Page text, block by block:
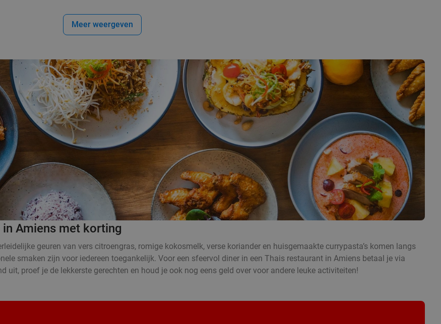
Meer weergeven
Amiens met korting
geuren van vers citroengras, romige kokosmelk, verse koriander en huisgemaakte currypasta’s komen langs
smaken zijn voor iedereen toegankelijk. Voor een sfeervol diner in een Thais restaurant in Amiens betaal je via
uit, proef je de lekkerste gerechten en houd je ook nog eens geld over voor andere leuke activiteiten!